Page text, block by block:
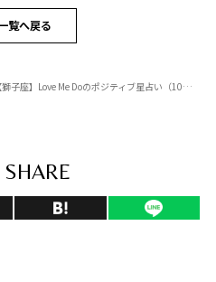
覧へ戻る
【獅子座】Love Me Doのポジティブ星占い（10月1日～10月15日の運勢）